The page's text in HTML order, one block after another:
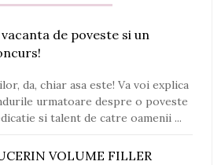
vacanta de poveste si un
da, chiar asa este! Va voi explica
urmatoare despre o poveste
si talent de catre oamenii ...
VOLUME FILLER